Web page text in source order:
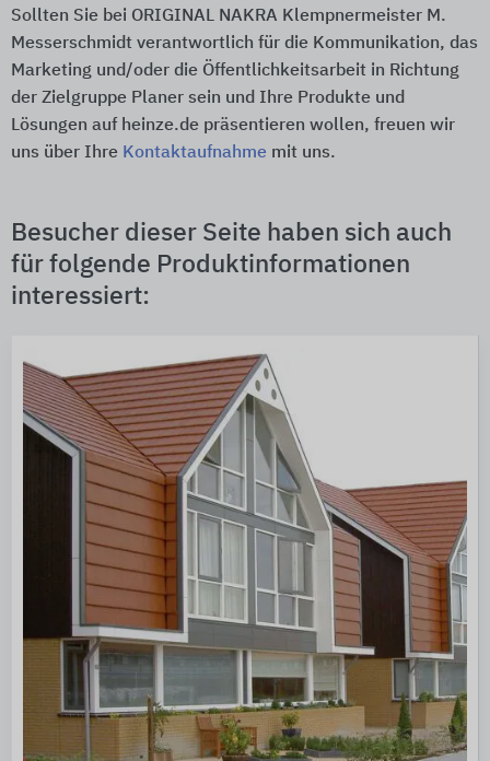
Sollten Sie bei ORIGINAL NAKRA Klempnermeister M.
Messerschmidt verantwortlich für die Kommunikation, das
Marketing und/oder die Öffentlichkeitsarbeit in Richtung
der Zielgruppe Planer sein und Ihre Produkte und
Lösungen auf heinze.de präsentieren wollen, freuen wir
uns über Ihre Kontaktaufnahme mit uns.
Besucher dieser Seite haben sich auch
für folgende Produktinformationen
interessiert: